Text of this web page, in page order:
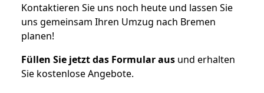
Kontaktieren Sie uns noch heute und lassen Sie
uns gemeinsam Ihren Umzug nach Bremen
planen!
Füllen Sie jetzt das Formular aus und erhalten
Sie kostenlose Angebote.